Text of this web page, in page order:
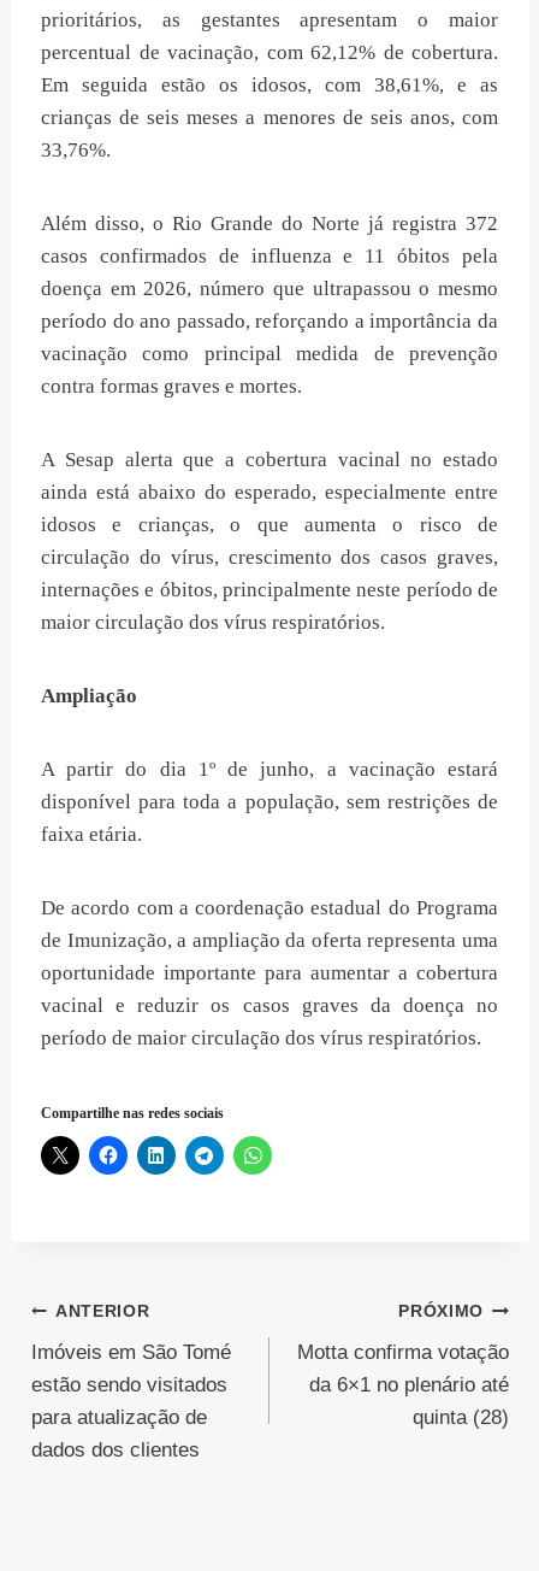
prioritários, as gestantes apresentam o maior
percentual de vacinação, com 62,12% de cobertura.
Em seguida estão os idosos, com 38,61%, e as
crianças de seis meses a menores de seis anos, com
33,76%.
Além disso, o Rio Grande do Norte já registra 372
casos confirmados de influenza e 11 óbitos pela
doença em 2026, número que ultrapassou o mesmo
período do ano passado, reforçando a importância da
vacinação como principal medida de prevenção
contra formas graves e mortes.
A Sesap alerta que a cobertura vacinal no estado
ainda está abaixo do esperado, especialmente entre
idosos e crianças, o que aumenta o risco de
circulação do vírus, crescimento dos casos graves,
internações e óbitos, principalmente neste período de
maior circulação dos vírus respiratórios.
Ampliação
A partir do dia 1º de junho, a vacinação estará
disponível para toda a população, sem restrições de
faixa etária.
De acordo com a coordenação estadual do Programa
de Imunização, a ampliação da oferta representa uma
oportunidade importante para aumentar a cobertura
vacinal e reduzir os casos graves da doença no
período de maior circulação dos vírus respiratórios.
Compartilhe nas redes sociais
Navegação
de
Post
ANTERIOR
Imóveis em São Tomé
estão sendo visitados
para atualização de
dados dos clientes
PRÓXIMO
Motta confirma votação
da 6×1 no plenário até
quinta (28)